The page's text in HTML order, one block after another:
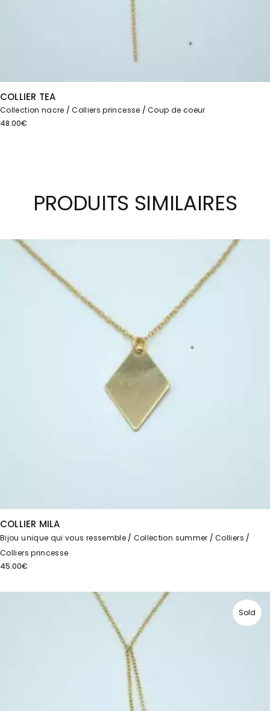
COLLIER TEA
Collection nacre Colliers princesse
Coup de coeur
48.00€
PRODUITS SIMILAIRES
COLLIER MILA
Bijou unique qui vous ressemble Collection summer
Colliers
Colliers princesse
45.00€
Sold